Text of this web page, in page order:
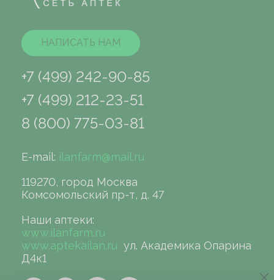
НАПИСАТЬ НАМ
+7 (499) 242-90-85
+7 (499) 212-23-51
8 (800) 775-03-81
E-mail: ilanfarm@mail.ru
119270, город Москва
Комсомольский пр-т, д. 47
Наши аптеки:
www.ilanfarm.ru
www.aptekailan.ru ул. Академика Опарина
Д4к1